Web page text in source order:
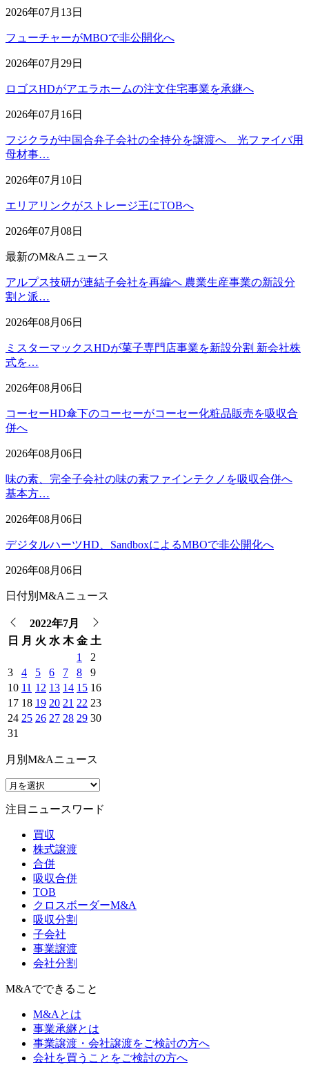
2026年07月13日
フューチャーがMBOで非公開化へ
2026年07月29日
ロゴスHDがアエラホームの注文住宅事業を承継へ
2026年07月16日
フジクラが中国合弁子会社の全持分を譲渡へ 光ファイバ用
母材事…
2026年07月10日
エリアリンクがストレージ王にTOBへ
2026年07月08日
最新のM&Aニュース
アルプス技研が連結子会社を再編へ 農業生産事業の新設分
割と派…
2026年08月06日
ミスターマックスHDが菓子専門店事業を新設分割 新会社株
式を…
2026年08月06日
コーセーHD傘下のコーセーがコーセー化粧品販売を吸収合
併へ
2026年08月06日
味の素、完全子会社の味の素ファインテクノを吸収合併へ
基本方…
2026年08月06日
デジタルハーツHD、SandboxによるMBOで非公開化へ
2026年08月06日
日付別M&Aニュース
2022年7月
日
月 火 水 木 金 土
1
2
3
4 5 6 7 8
9
10 11 12 13 14 15 16
17 18 19 20 21 22 23
24 25 26 27 28 29 30
31
月別M&Aニュース
注目ニュースワード
買収
株式譲渡
合併
吸収合併
TOB
クロスボーダーM&A
吸収分割
子会社
事業譲渡
会社分割
M&Aでできること
M&Aとは
事業承継とは
事業譲渡・会社譲渡をご検討の方へ
会社を買うことをご検討の方へ